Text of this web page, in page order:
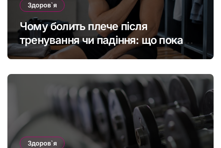
Здоров`я
Чому болить плече після
тренування чи падіння: що покаже
МРТ суглоба
Здоров`я